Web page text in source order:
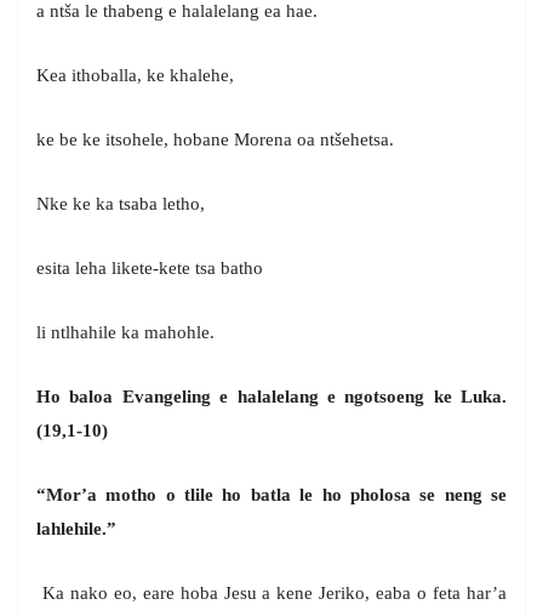
a ntša le thabeng e halalelang ea hae.
Kea ithoballa, ke khalehe,
ke be ke itsohele, hobane Morena oa ntšehetsa.
Nke ke ka tsaba letho,
esita leha likete-kete tsa batho
li ntlhahile ka mahohle.
Ho baloa Evangeling e halalelang e ngotsoeng ke Luka.
(19,1-10)
“Mor’a motho o tlile ho batla le ho pholosa se neng se
lahlehile.”
Ka nako eo, eare hoba Jesu a kene Jeriko, eaba o feta har’a